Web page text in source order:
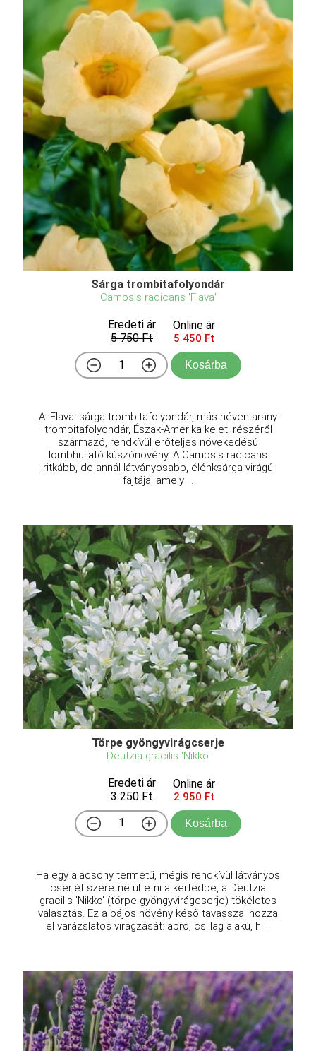
Sárga trombitafolyondár
Campsis radicans 'Flava'
Eredeti ár
5 750 Ft
Online ár
5 450 Ft
Kosárba
A 'Flava' sárga trombitafolyondár, más néven arany
trombitafolyondár, Észak-Amerika keleti részéről
származó, rendkívül erőteljes növekedésű
lombhullató kúszónövény. A Campsis radicans
ritkább, de annál látványosabb, élénksárga virágú
fajtája, amely ...
Törpe gyöngyvirágcserje
Deutzia gracilis 'Nikko'
Eredeti ár
3 250 Ft
Online ár
2 950 Ft
Kosárba
Ha egy alacsony termetű, mégis rendkívül látványos
cserjét szeretne ültetni a kertedbe, a Deutzia
gracilis 'Nikko' (törpe gyöngyvirágcserje) tökéletes
választás. Ez a bájos növény késő tavasszal hozza
el varázslatos virágzását: apró, csillag alakú, h ...